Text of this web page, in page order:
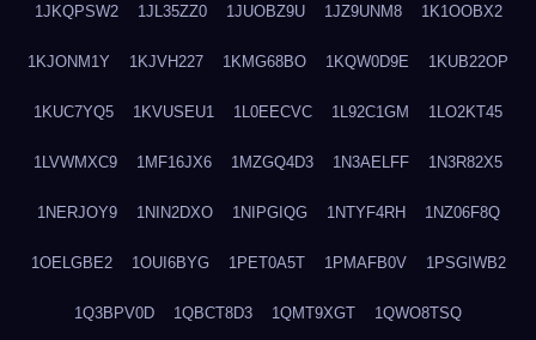
1JKQPSW2 1JL35ZZ0 1JUOBZ9U 1JZ9UNM8 1K1OOBX2
1KJONM1Y 1KJVH227 1KMG68BO 1KQW0D9E 1KUB22OP
1KUC7YQ5 1KVUSEU1 1L0EECVC 1L92C1GM 1LO2KT45
1LVWMXC9 1MF16JX6 1MZGQ4D3 1N3AELFF 1N3R82X5
1NERJOY9 1NIN2DXO 1NIPGIQG 1NTYF4RH 1NZ06F8Q
1OELGBE2 1OUI6BYG 1PET0A5T 1PMAFB0V 1PSGIWB2
1Q3BPV0D 1QBCT8D3 1QMT9XGT 1QWO8TSQ